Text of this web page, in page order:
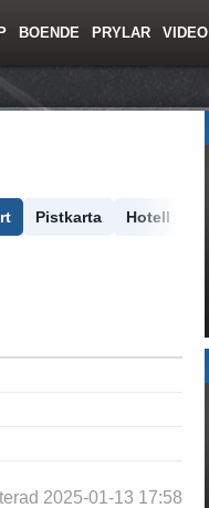
BOENDE PRYLAR VIDEO
Pistkarta Hotell
2025-01-13 17:58